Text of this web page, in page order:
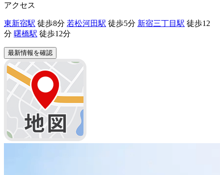
アクセス
東新宿駅 徒歩8分 若松河田駅 徒歩5分 新宿三丁目駅 徒歩12
分 曙橋駅 徒歩12分
最新情報を確認